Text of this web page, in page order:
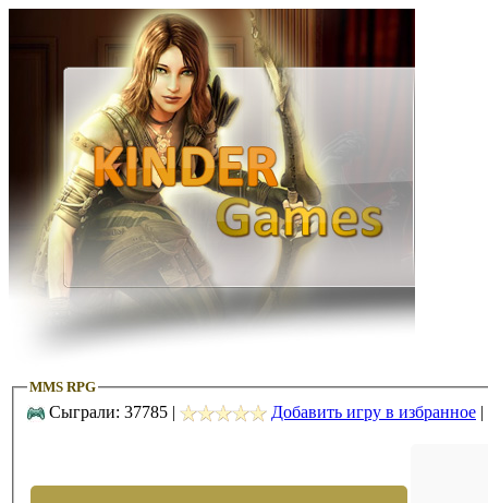
MMS RPG
Сыграли: 37785 | Добавить игру в избранное |